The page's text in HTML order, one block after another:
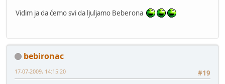
Vidim ja da ćemo svi da ljuljamo Beberona
bebironac
#19
17-07-2009, 14:15:20